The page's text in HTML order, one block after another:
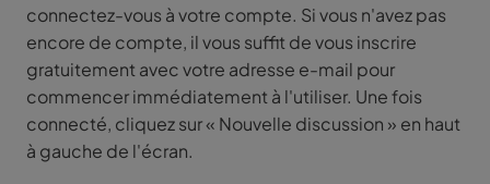
connectez-vous à votre compte. Si vous n'avez pas
encore de compte, il vous suffit de vous inscrire
gratuitement avec votre adresse e-mail pour
commencer immédiatement à l'utiliser. Une fois
connecté, cliquez sur « Nouvelle discussion » en haut
à gauche de l'écran.